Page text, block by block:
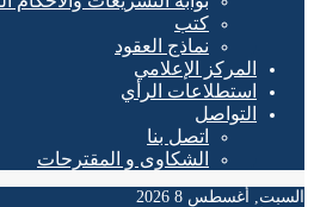
كتب
نماذج العقود
المركز الإعلامي
استطلاعات الرأي
التواصل
اتصل بنا
الشكاوى و المقترحات
السبت, أغسطس 8 2026